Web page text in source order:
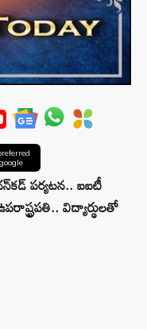
పర్యటన.. ఐఐటీ
విద్యార్థులతో